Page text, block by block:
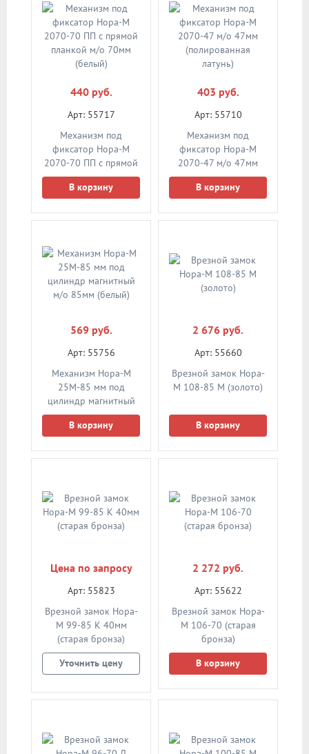
440 руб.
Арт: 55717
Механизм под
фиксатор Нора-М
2070-70 ПП с прямой
планкой м/о 70мм
(белый)
В корзину
403 руб.
Арт: 55710
Механизм под
фиксатор Нора-М
2070-47 м/о 47мм
(полированная
латунь)
В корзину
569 руб.
Арт: 55756
Механизм Нора-М
25М-85 мм под
цилиндр магнитный
м/о 85мм (белый)
В корзину
2 676 руб.
Арт: 55660
Врезной замок Нора-
М 108-85 М (золото)
В корзину
Цена по запросу
Арт: 55823
Врезной замок Нора-
М 99-85 К 40мм
(старая бронза)
Уточнить цену
2 272 руб.
Арт: 55622
Врезной замок Нора-
М 106-70 (старая
бронза)
В корзину